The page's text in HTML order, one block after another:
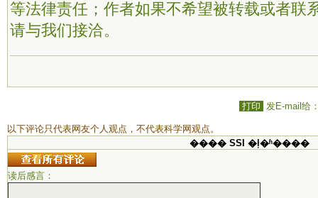
等法律责任；作者如果不希望被转载或者联
请与我们接洽。
打印 发E-mail给
以下评论只代表网友个人观点，不代表科学网观点。
���� SSI �ļ�ʱ����
读后感言：